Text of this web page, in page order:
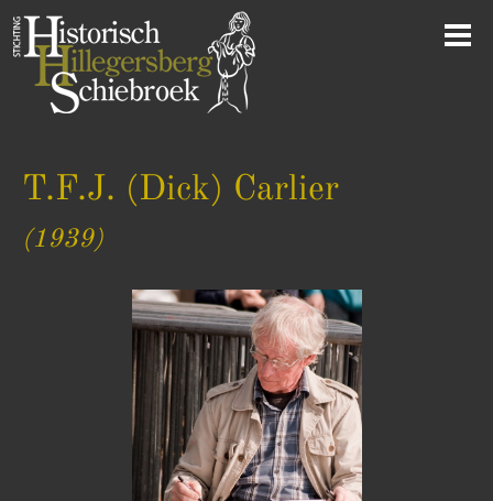
T.F.J. (Dick) Carlier
(1939)